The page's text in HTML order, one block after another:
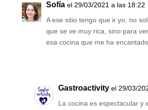
Sofía el 29/03/2021 a las 18:22
A ese sitio tengo que ir yo, no
que se ve muy rica, sino para
esa cocina que me ha
Gastroactivity el 29/03/
La cocina es espectacular y